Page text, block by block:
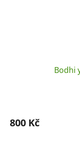
Bodhi
800 Kč